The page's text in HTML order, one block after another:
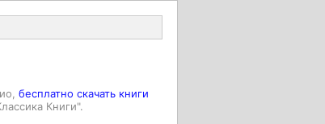
бесплатно скачать книги
Книги".